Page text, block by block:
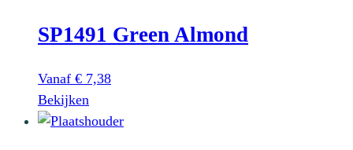
worden
de
meerdere
Deze
kan
SP1491 Green Almond
Vanaf € 7,38
Bekijken
product